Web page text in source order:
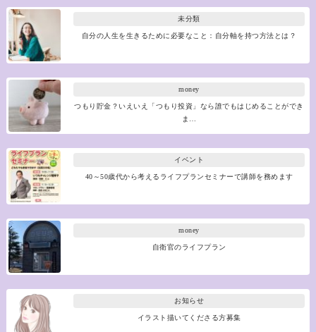
未分類
自分の人生を生きるために必要なこと：自分軸を持つ方法とは？
money
つもり貯金？いえいえ「つもり投資」なら誰でもはじめることができ
ま…
イベント
40～50歳代から考えるライフプランセミナーで講師を務めます
money
自衛官のライフプラン
お知らせ
イラスト描いてくださる方募集